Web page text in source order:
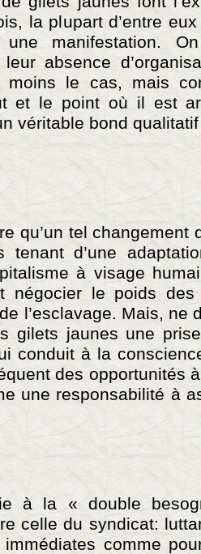
la plupart d’entre
manifestation.
absence
le cas, mais
et le point où il est
véritable bond
qu’un tel changement
tenant d’une
à visage
négocier le poids
l’esclavage. Mais, ne
gilets jaunes une
conduit à la
des opportunités à
une responsabilité à
à la « double
celle du syndicat:
comme